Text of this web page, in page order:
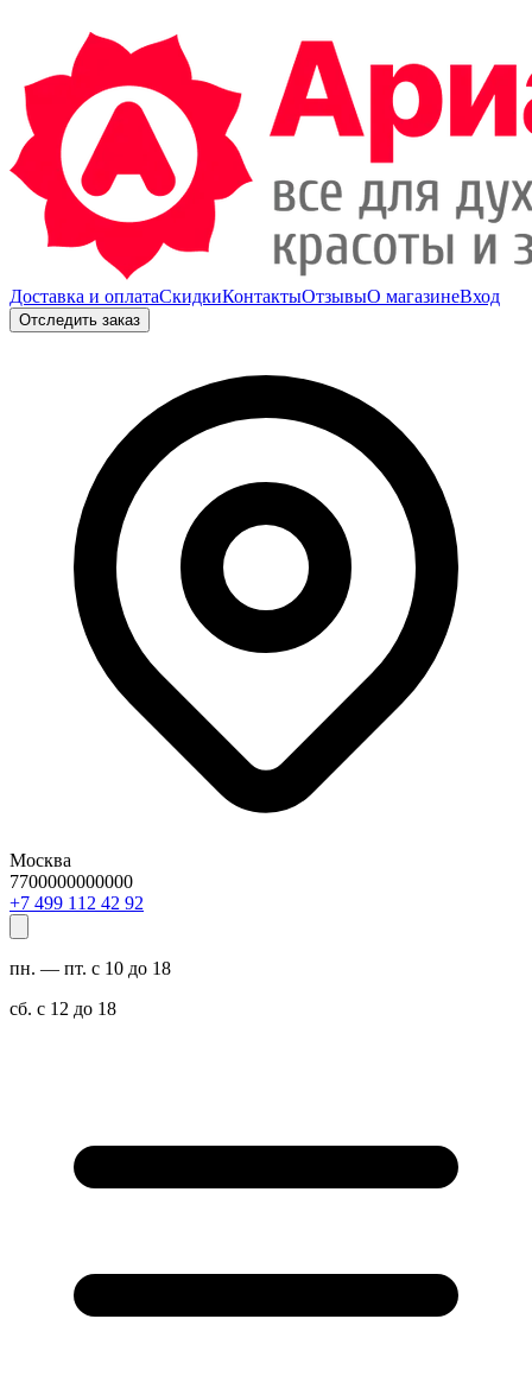
Доставка и оплатаСкидкиКонтактыОтзывыО магазинеВход
Отследить заказ
Москва
7700000000000
29 24 211 994 7+
пн. — пт. с 10 до 18
сб. с 12 до 18